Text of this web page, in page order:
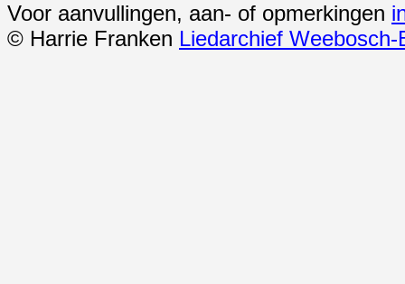
Voor aanvullingen, aan- of opmerkingen
© Harrie Franken Liedarchief Weebosch-